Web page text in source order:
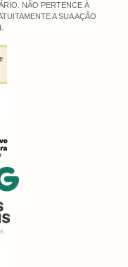
NÃO PERTENCE À
A SUA AÇÃO